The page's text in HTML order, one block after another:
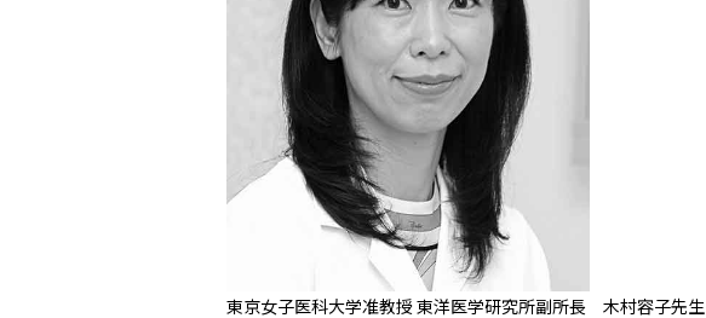
東京女子医科大学准教授 東洋医学研究所副所長 木村容子先生